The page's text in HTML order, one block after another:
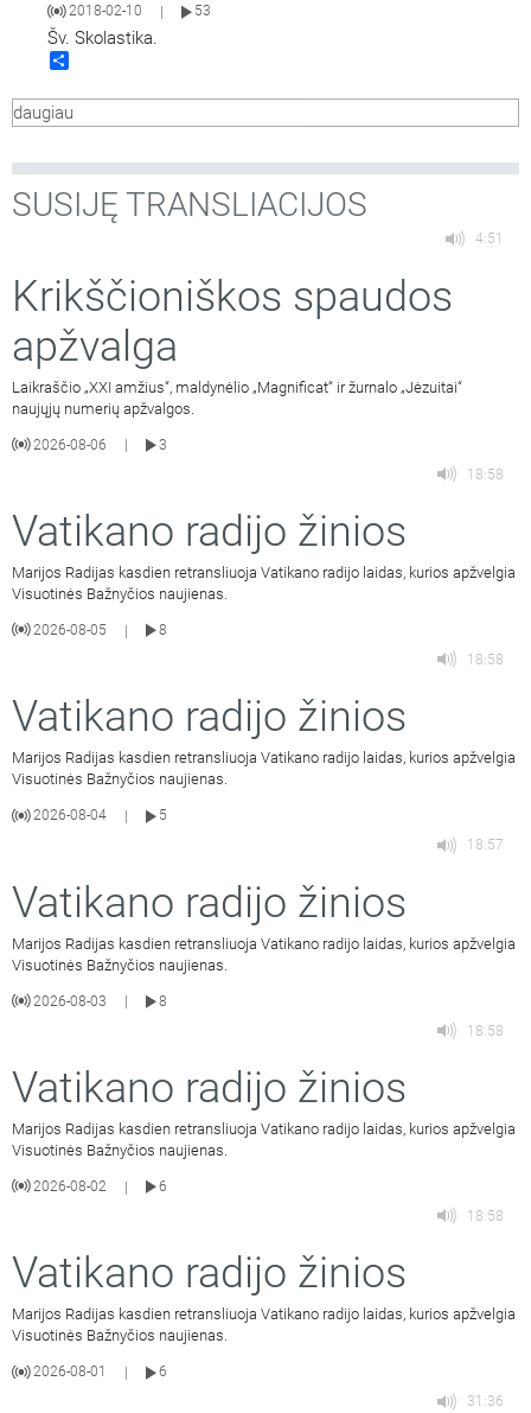
2018-02-10 53
Šv. Skolastika.
daugiau
SUSIJĘ TRANSLIACIJOS
4:51
Krikščioniškos spaudos
apžvalga
Laikraščio „XXI amžius“, maldynėlio „Magnificat“ ir žurnalo „Jėzuitai“
naujųjų numerių apžvalgos.
2026-08-06
3
18:58
Vatikano radijo žinios
Marijos Radijas kasdien retransliuoja Vatikano radijo laidas, kurios apžvelgia
Visuotinės Bažnyčios naujienas.
2026-08-05 |
8
18:58
Vatikano radijo žinios
Marijos Radijas kasdien retransliuoja Vatikano radijo laidas, kurios apžvelgia
Visuotinės Bažnyčios naujienas.
2026-08-04
5
18:57
Vatikano radijo žinios
Marijos Radijas kasdien retransliuoja Vatikano radijo laidas, kurios apžvelgia
Visuotinės Bažnyčios naujienas.
2026-08-03
8
18:58
Vatikano radijo žinios
Marijos Radijas kasdien retransliuoja Vatikano radijo laidas, kurios apžvelgia
Visuotinės Bažnyčios naujienas.
2026-08-02 |
6
18:58
Vatikano radijo žinios
Marijos Radijas kasdien retransliuoja Vatikano radijo laidas, kurios apžvelgia
Visuotinės Bažnyčios naujienas.
2026-08-01
6
31:36